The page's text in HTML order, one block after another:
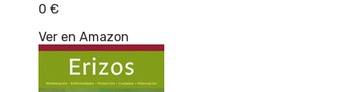
0 €
Ver en Amazon